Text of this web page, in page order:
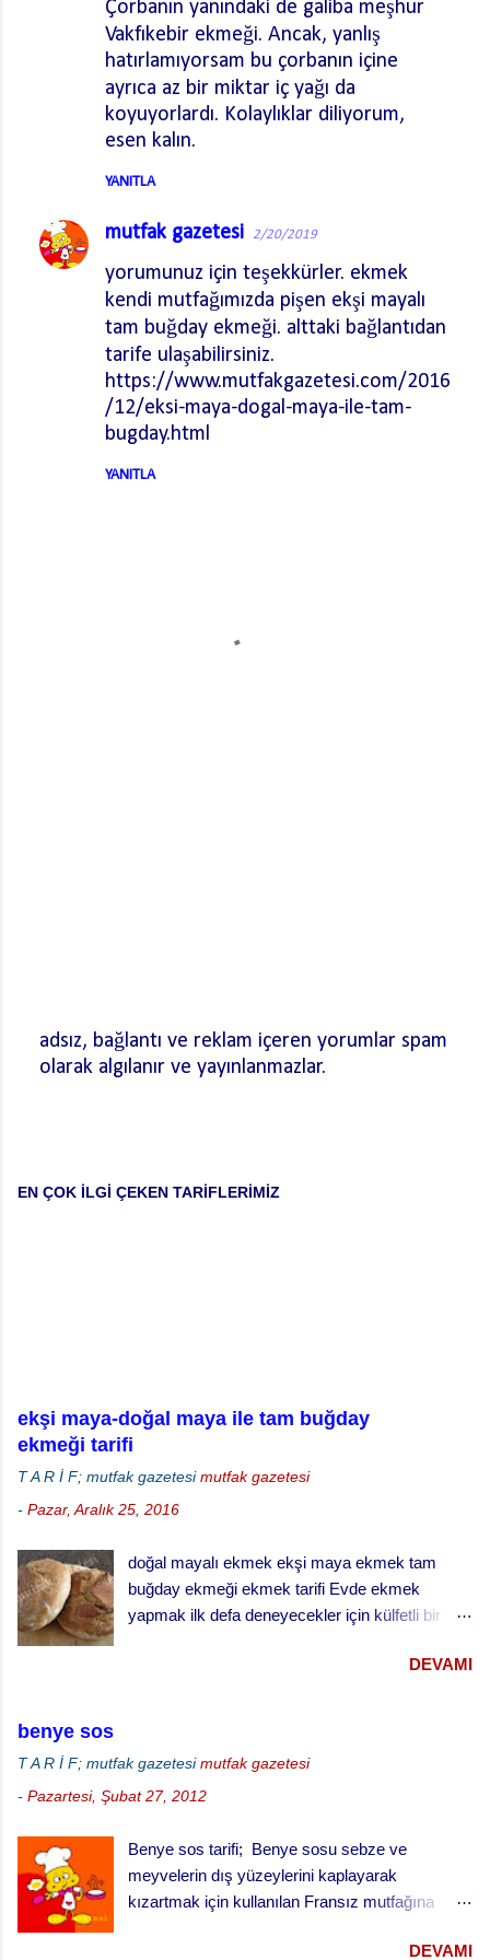
Çorbanın yanındaki de galiba meşhur
Vakfıkebir ekmeği. Ancak, yanlış
hatırlamıyorsam bu çorbanın içine
ayrıca az bir miktar iç yağı da
koyuyorlardı. Kolaylıklar diliyorum,
esen kalın.
YANITLA
mutfak gazetesi 2/20/2019
yorumunuz için teşekkürler. ekmek
kendi mutfağımızda pişen ekşi mayalı
tam buğday ekmeği. alttaki bağlantıdan
tarife ulaşabilirsiniz.
https://www.mutfakgazetesi.com/2016
/12/eksi-maya-dogal-maya-ile-tam-
bugday.html
YANITLA
Y
G
adsız, bağlantı ve reklam içeren yorumlar spam
olarak algılanır ve yayınlanmazlar.
EN ÇOK İLGİ ÇEKEN TARİFLERİMİZ
ekşi maya-doğal maya ile tam buğday
ekmeği tarifi
T A R İ F; mutfak gazetesi mutfak gazetesi
- Pazar, Aralık 25, 2016
doğal mayalı ekmek ekşi maya ekmek tam
buğday ekmeği ekmek tarifi Evde ekmek
yapmak ilk defa deneyecekler için külfetli bir
ve aktif halde kalmasını sağlamak çok dikkat ve
çaba gerektiriyor. Hatta bizim evde ekşi maya
… besledin mi, gazını aldın mı gibi diyaloglar hiç
eksik olmuyor. Hatta uzun süreli gezilerde sırf
mayamız ölmesin canlı kalsın diye yanımızda
DEVAMI
benye sos
T A R İ F; mutfak gazetesi mutfak gazetesi
- Pazartesi, Şubat 27, 2012
Benye sos tarifi; Benye sosu sebze ve
meyvelerin dış yüzeylerini kaplayarak
kızartmak için kullanılan Fransız mutfağına
olarak, sebze ve piliç kızartmaları için de tuzlu
DEVAMI